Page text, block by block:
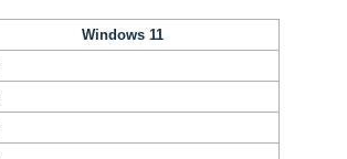
Windows 11